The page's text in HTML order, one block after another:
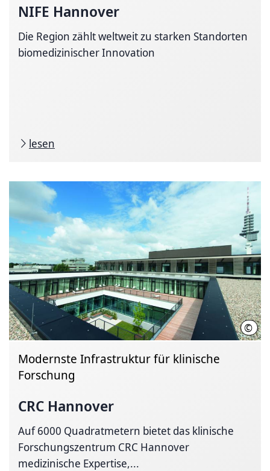
NIFE Hannover
Die Region zählt weltweit zu starken Standorten
biomedizinischer Innovation
lesen
©
Modernste Infrastruktur für klinische
Forschung
CRC Hannover
Auf 6000 Quadratmetern bietet das klinische
Forschungszentrum CRC Hannover
medizinische Expertise,...